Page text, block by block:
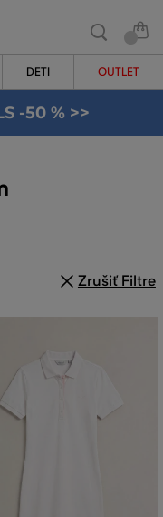
DETI OUTLET
-50 % >>
Zrušiť Filtre